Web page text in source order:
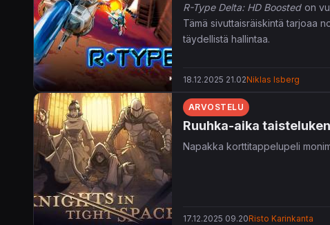
R-Type Delta: HD Boosted on
Tämä sivuttaisräiskintä tarjoaa
täydellistä hallintaa.
18.12.2025 21.02Niklas Isberg
ARVOSTELU
Ruuhka-aika
Napakka korttitappelupeli
17.12.2025 09.20Risto Karinkanta